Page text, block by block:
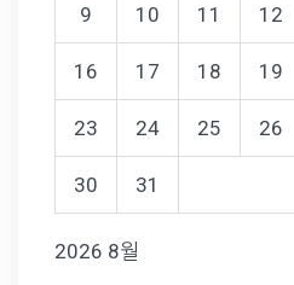
2026 8월
9 10 11 12
16 17 18 19
23 24 25 26
30 31